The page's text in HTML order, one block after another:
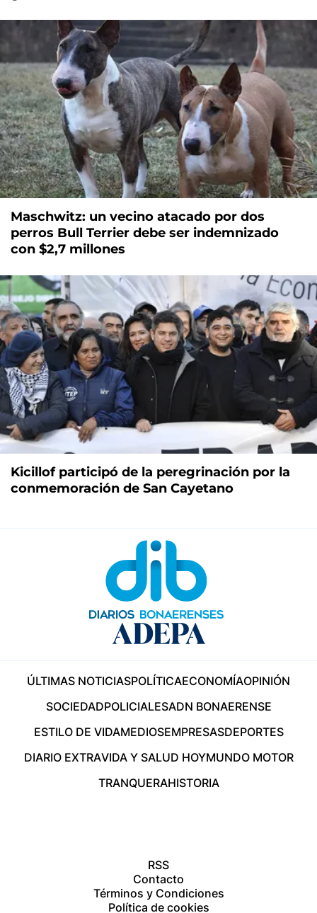
Maschwitz: un vecino atacado por dos
perros Bull Terrier debe ser indemnizado
con $2,7 millones
Kicillof participó de la peregrinación por la
conmemoración de San Cayetano
ÚLTIMAS NOTICIASPOLÍTICAECONOMÍAOPINIÓN
SOCIEDADPOLICIALESADN BONAERENSE
ESTILO DE VIDAMEDIOSEMPRESASDEPORTES
DIARIO EXTRAVIDA Y SALUD HOYMUNDO MOTOR
TRANQUERAHISTORIA
RSS
Contacto
Términos y Condiciones
Política de cookies